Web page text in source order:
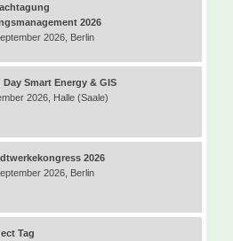
2026
2026, Berlin
Smart Energy & GIS
2026, Halle (Saale)
2026
2026, Berlin
Tag